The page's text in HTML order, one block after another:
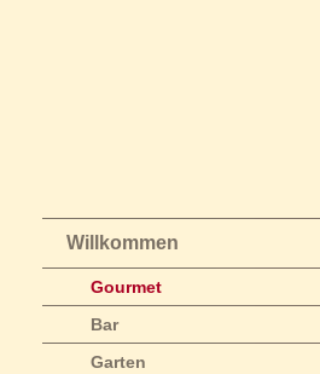
Willkommen
Gourmet
Bar
Garten